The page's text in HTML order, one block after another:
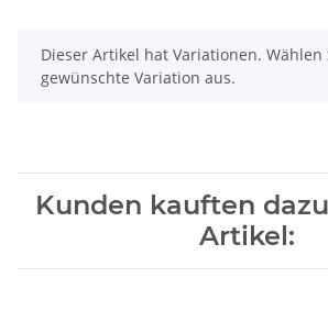
x
Dieser Artikel hat Variationen. Wählen
gewünschte Variation aus.
Kunden kauften
Artikel: